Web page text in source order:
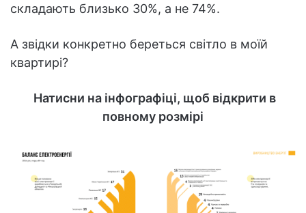
складають близько 30%, а не 74%.
А звідки конкретно береться світло в моїй
квартирі?
Натисни на інфографіці, щоб відкрити в
повному розмірі